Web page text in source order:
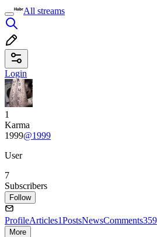
All streams
Login
1
Karma
1999@1999
User
7
Subscribers
Follow
ProfileArticles1PostsNewsComments359
More